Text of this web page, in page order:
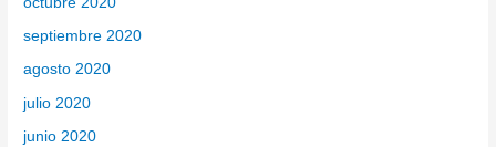
septiembre 2020
agosto 2020
julio 2020
junio 2020